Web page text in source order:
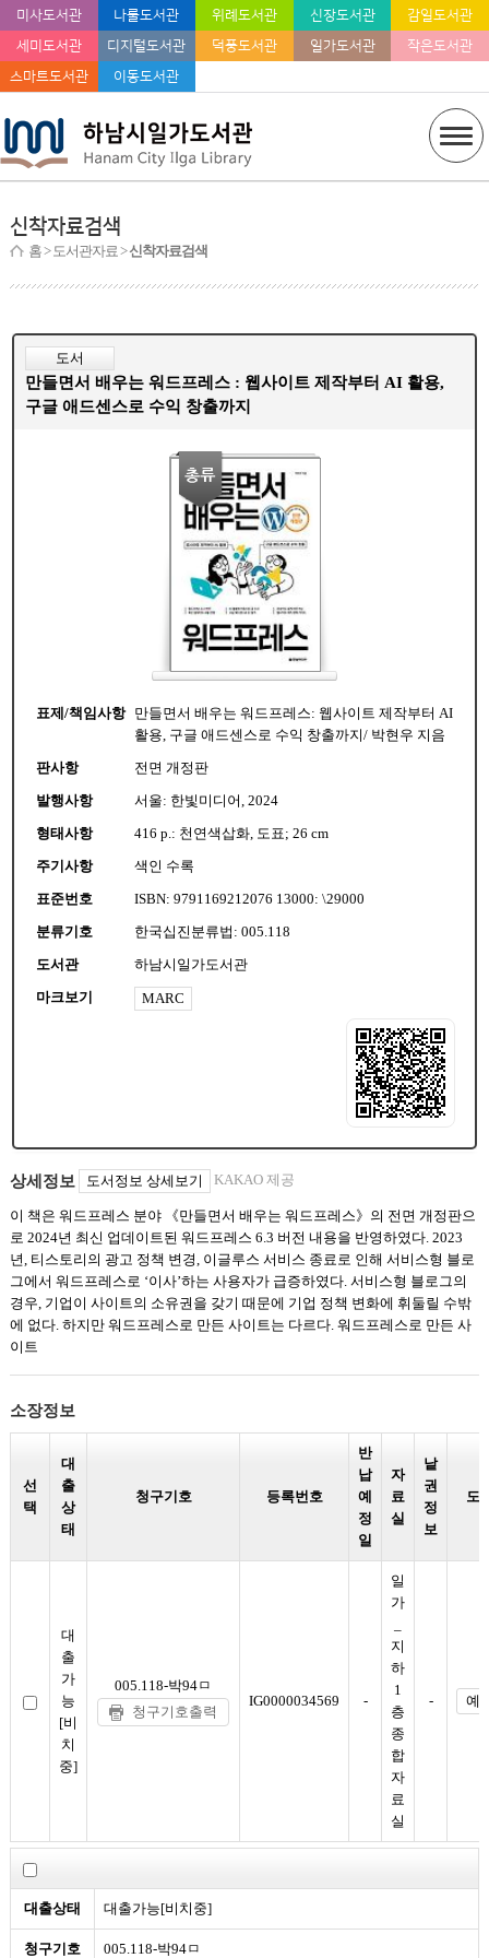
미사도서관 나룰도서관 위례도서관 신장도서관
감일도서관
세미도서관
디지털도서관 덕풍도서관 일가도서관
작은도서관
스마트도서관
이동도서관
신착자료검색
홈> 도서관자료 >신착자료검색